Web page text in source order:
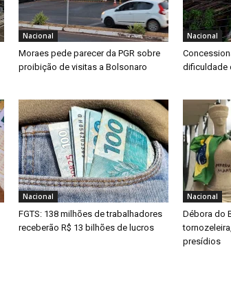
Nacional
Moraes pede parecer da PGR sobre
proibição de visitas a Bolsonaro
Nacional
dificuldade
Nacional
FGTS: 138 milhões de trabalhadores
receberão R$ 13 bilhões de lucros
Nacional
Débora do
presídios